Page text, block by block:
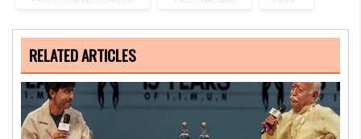
RELATED ARTICLES